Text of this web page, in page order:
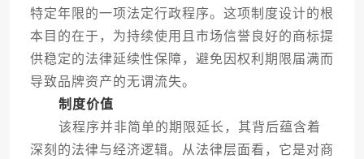
特定年限的一项法定行政程序。这项制度设计的根
本目的在于，为持续使用且市场信誉良好的商标提
供稳定的法律延续性保障，避免因权利期限届满而
导致品牌资产的无谓流失。
制度价值
该程序并非简单的期限延长，其背后蕴含着
深刻的法律与经济逻辑。从法律层面看，它是对商